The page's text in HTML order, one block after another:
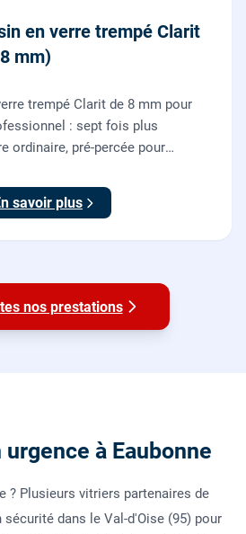
en verre trempé Clarit
mm)
trempé Clarit de 8 mm pour
: sept fois plus
ordinaire, pré-percée pour
(pivots, serrure, poignée).
savoir plus
nos prestations
urgence à Eaubonne
? Plusieurs vitriers partenaires de
dans le Val-d'Oise (95) pour